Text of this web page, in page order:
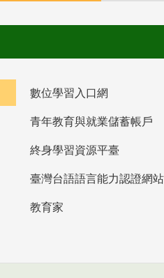
數位學習入口網
青年教育與就業儲蓄帳戶
終身學習資源平臺
臺灣台語語言能力認證網站
教育家